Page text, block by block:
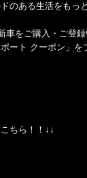
のある生活をもっ
車をご購入・ご登
ポート クーポン」
ちら！！↓↓